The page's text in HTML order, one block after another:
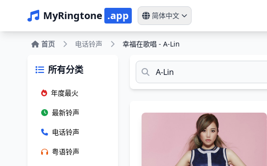
MyRingtone .app 简体中文
首页 电话铃声 幸福在歌唱 - A-Lin
所有分类
年度最火
最新铃声
电话铃声
粤语铃声